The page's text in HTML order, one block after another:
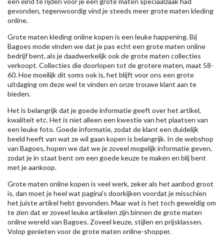
gevonden, tegenwoordig vind je steeds meer grote maten kleding
online.
Grote maten kleding online kopen is een leuke happening. Bij
Bagoes mode vinden we dat je pas echt een grote maten online
bedrijf bent, als je daadwerkelijk ook de grote maten collecties
verkoopt. Collecties die doorlopen tot de grotere maten, maat 58-
60. Hoe moeilijk dit soms ook is, het blijft voor ons een grote
uitdaging om deze wel te vinden en onze trouwe klant aan te
bieden.
Het is belangrijk dat je goede informatie geeft over het artikel,
kwaliteit etc. Het is niet alleen een kwestie van het plaatsen van
een leuke foto. Goede informatie, zodat de klant een duidelijk
beeld heeft van wat ze wil gaan kopen is belangrijk. In de webshop
van Bagoes, hopen we dat we je zoveel mogelijk informatie geven,
zodat je in staat bent om een goede keuze te maken en blij bent
met je aankoop.
Grote maten online kopen is veel werk, zeker als het aanbod groot
is, dan moet je heel wat pagina's doorkijken voordat je misschien
het juiste artikel hebt gevonden. Maar wat is het toch geweldig om
te zien dat er zoveel leuke artikelen zijn binnen de grote maten
online wereld van Bagoes. Zoveel keuze, stijlen en prijsklassen.
Volop genieten voor de grote maten online-shopper.